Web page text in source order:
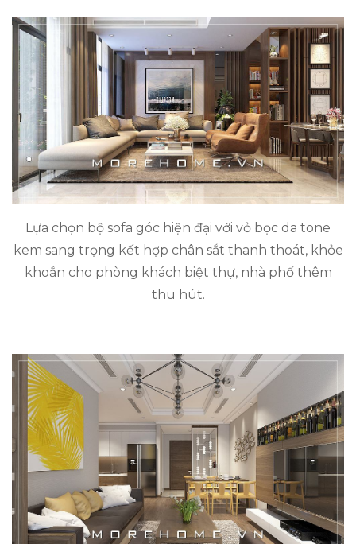
Lựa chọn bộ sofa góc hiện đại với vỏ bọc da tone
kem sang trọng kết hợp chân sắt thanh thoát, khỏe
khoắn cho phòng khách biệt thự, nhà phố thêm
thu hút.